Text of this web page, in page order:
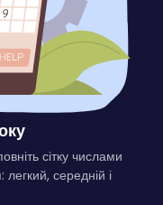
сітку числами
легкий, середній і